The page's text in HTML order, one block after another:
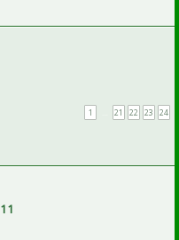
1 21 22 23 24